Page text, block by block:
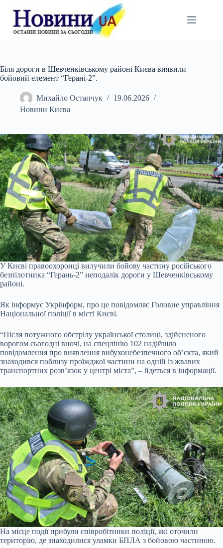
вмісту
Біля дороги в Шевченківському районі Києва виявили
бойовий елемент “Герані-2”.
Михайло Остапчук
19.06.2026
Новини Києва
У Києві правоохоронці вилучили бойову частину російського
безпілотника “Герань-2” неподалік дороги у Шевченківському
районі.
Як інформує Укрінформ, про це повідомляє Головне управління
Національної поліції в місті Києві.
“Після потужного обстрілу української столиці, здійсненого
ворогом сьогодні вночі, на спецлінію 102 надійшло
повідомлення про виявлення вибухонебезпечного об’єкта, який
знаходився поблизу проїжджої частини на одній із жвавих
транспортних розв’язок у центрі міста”, – йдеться в інформації.
На місце події прибули співробітники поліції, які оточили
територію, де знаходилися уламки БПЛА з бойовою частиною.